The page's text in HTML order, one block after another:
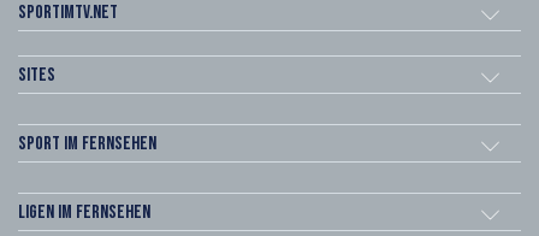
sportimtv.net
Sites
Sport im Fernsehen
Ligen im Fernsehen